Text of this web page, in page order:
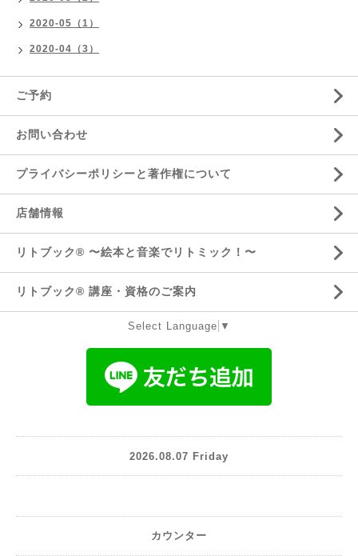
2020-05（1）
2020-04（3）
ご予約
お問い合わせ
プライバシーポリシーと著作権について
店舗情報
リトブック®️ 〜絵本と音楽でリトミック！〜
リトブック®️ 講座・資格のご案内
Select Language ▼
2026.08.07 Friday
カウンター